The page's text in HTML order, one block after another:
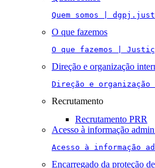
Quem somos |
O que fazemos
O que fazemos |
Direção e organização
Direção e
Recrutamento
Recrutamento PRR
Acesso à informação
Acesso à informação
Encarregado da proteção